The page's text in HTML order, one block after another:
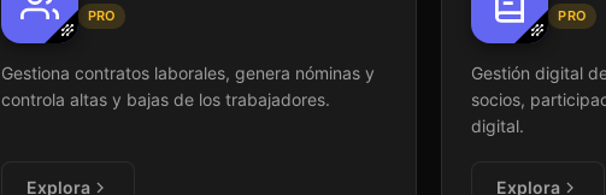
PRO
Gestiona contratos laborales, genera nóminas y
controla altas y bajas de los trabajadores.
Explora
PRO
Gestión digital
socios,
digital.
Explora